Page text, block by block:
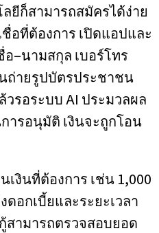
ยีก็สามารถสมัครได้ง่าย
อที่ต้องการ เปิดแอปและ
–นามสกุล เบอร์โทร
ถ่ายรูปบัตรประชาชน
รอระบบ AI ประมวลผล
ารอนุมัติ เงินจะถูกโอน
งินที่ต้องการ เช่น 1,000
อกเบี้ยและระยะเวลา
สามารถตรวจสอบยอด